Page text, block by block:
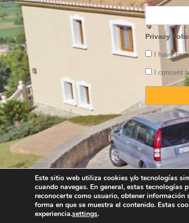
Privacy
I have
I concent
Este sitio web utiliza cookies y/o tecnologías
cuando navegas. En general, estas tecnologías
reconocerte como usuario, obtener
forma en que se muestra el contenido. Estas
experiencia.settings.